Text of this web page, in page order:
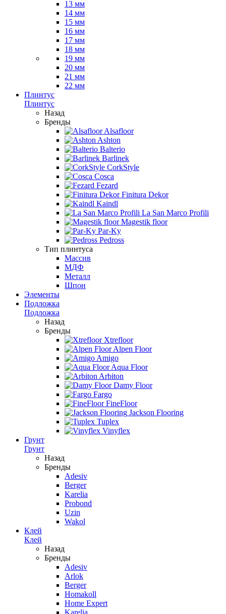
13 мм
14 мм
15 мм
16 мм
17 мм
18 мм
19 мм
20 мм
21 мм
22 мм
Плинтус
Плинтус
Назад
Бренды
Alsafloor
Ashton
Balterio
Barlinek
CorkStyle
Cosca
Fezard
Finitura Dekor
Kaindl
La San Marco Profili
Magestik floor
Par-Ky
Pedross
Тип плинтуса
Массив
МДФ
Металл
Шпон
Элементы
Подложка
Подложка
Назад
Бренды
Xtrefloor
Alpen Floor
Amigo
Aqua Floor
Arbiton
Damy Floor
Fargo
FineFloor
Jackson Flooring
Tuplex
Vinyflex
Грунт
Грунт
Назад
Бренды
Adesiv
Berger
Karelia
Probond
Uzin
Wakol
Клей
Клей
Назад
Бренды
Adesiv
Arlok
Berger
Homakoll
Home Expert
Karelia